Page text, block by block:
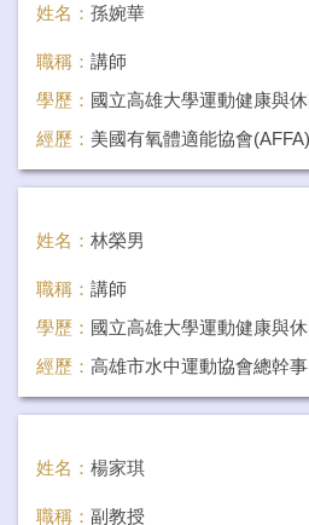
姓名： 孫婉華
職稱： 講師
學歷： 國立高雄大學運動健康與
經歷： 美國有氧體適能協會
任教科目：有氧運動 、進階有氧
姓名： 林榮男
職稱： 講師
學歷： 國立高雄大學運動健康與
經歷： 高雄市水中運動協會總幹事
任教科目：游泳與水域安全救生
姓名： 楊家琪
職稱： 副教授